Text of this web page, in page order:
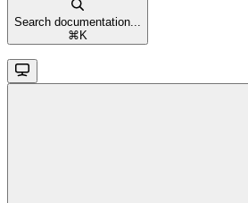
Search documentation...
⌘ K